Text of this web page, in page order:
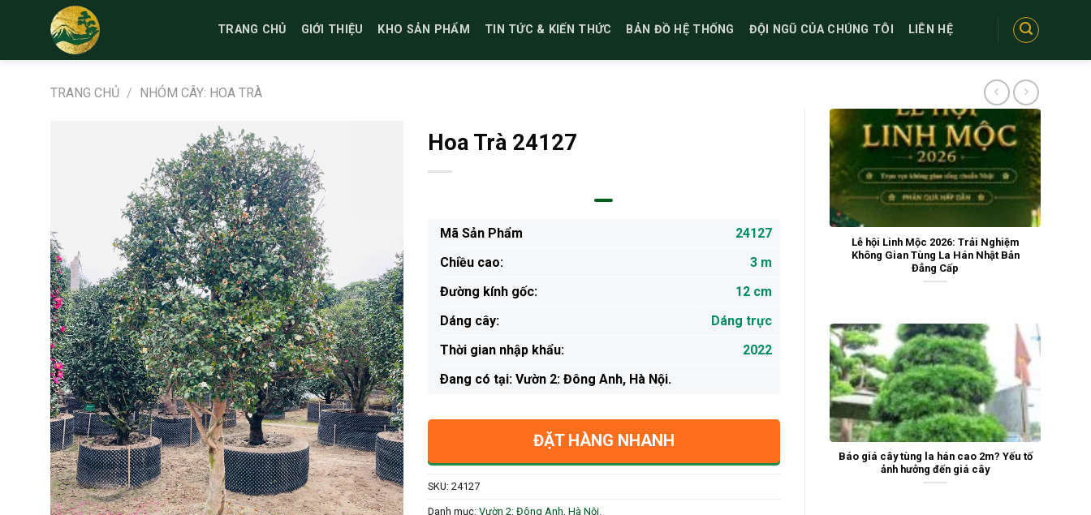
TRANG CHỦ GIỚI THIỆU KHO SẢN PHẨM TIN TỨC & KIẾN THỨC BẢN ĐỒ HỆ THỐNG ĐỘI NGŨ CỦA CHÚNG TÔI LIÊN HỆ
TRANG CHỦ / NHÓM CÂY: HOA TRÀ
Lễ hội Linh Mộc 2026: Trải Nghiệm
Không Gian Tùng La Hán Nhật Bản
Đẳng Cấp
Báo giá cây tùng la hán cao 2m? Yếu tố
ảnh hưởng đến giá cây
Hoa Trà 24127
Mã Sản Phẩm
24127
Chiều cao:
3 m
Đường kính gốc:
12 cm
Dáng cây:
Dáng trực
Thời gian nhập khẩu:
2022
Ðang có tại: Vườn 2: Đông Anh, Hà Nội.
ĐẶT HÀNG NHANH
SKU: 24127
Danh mục: Vườn 2: Đông Anh, Hà Nội.